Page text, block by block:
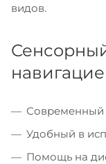
видов.
Современный
Удобный в
Помощь на